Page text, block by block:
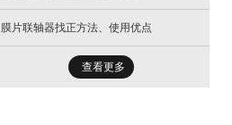
膜片联轴器找正方法、使用优点
查看更多